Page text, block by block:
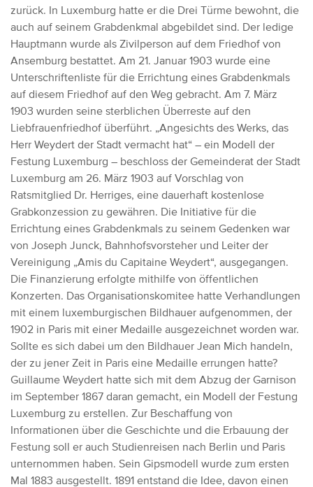
zurück. In Luxemburg hatte er die Drei Türme bewohnt, die
auch auf seinem Grabdenkmal abgebildet sind. Der ledige
Hauptmann wurde als Zivilperson auf dem Friedhof von
Ansemburg bestattet. Am 21. Januar 1903 wurde eine
Unterschriftenliste für die Errichtung eines Grabdenkmals
auf diesem Friedhof auf den Weg gebracht. Am 7. März
1903 wurden seine sterblichen Überreste auf den
Liebfrauenfriedhof überführt. „Angesichts des Werks, das
Herr Weydert der Stadt vermacht hat“ – ein Modell der
Festung Luxemburg – beschloss der Gemeinderat der Stadt
Luxemburg am 26. März 1903 auf Vorschlag von
Ratsmitglied Dr. Herriges, eine dauerhaft kostenlose
Grabkonzession zu gewähren. Die Initiative für die
Errichtung eines Grabdenkmals zu seinem Gedenken war
von Joseph Junck, Bahnhofsvorsteher und Leiter der
Vereinigung „Amis du Capitaine Weydert“, ausgegangen.
Die Finanzierung erfolgte mithilfe von öffentlichen
Konzerten. Das Organisationskomitee hatte Verhandlungen
mit einem luxemburgischen Bildhauer aufgenommen, der
1902 in Paris mit einer Medaille ausgezeichnet worden war.
Sollte es sich dabei um den Bildhauer Jean Mich handeln,
der zu jener Zeit in Paris eine Medaille errungen hatte?
Guillaume Weydert hatte sich mit dem Abzug der Garnison
im September 1867 daran gemacht, ein Modell der Festung
Luxemburg zu erstellen. Zur Beschaffung von
Informationen über die Geschichte und die Erbauung der
Festung soll er auch Studienreisen nach Berlin und Paris
unternommen haben. Sein Gipsmodell wurde zum ersten
Mal 1883 ausgestellt. 1891 entstand die Idee, davon einen